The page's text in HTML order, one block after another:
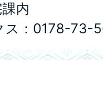
内
ス：0178-73-